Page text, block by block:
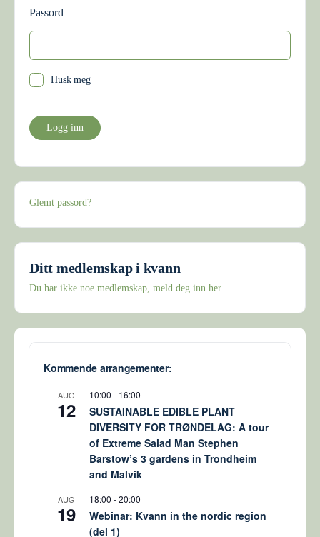
Passord
Husk meg
Glemt passord?
Ditt medlemskap i kvann
Du har ikke noe medlemskap, meld deg inn her
Kommende arrangementer:
AUG
12
10:00 - 16:00
SUSTAINABLE EDIBLE PLANT
DIVERSITY FOR TRØNDELAG: A tour
of Extreme Salad Man Stephen
Barstow’s 3 gardens in Trondheim
and Malvik
AUG
19
18:00 -20:00
Webinar: Kvann in the nordic region
(del 1)